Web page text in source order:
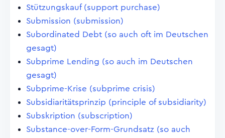
Stützungskauf (support purchase)
Submission (submission)
Subordinated Debt (so auch oft im Deutschen
gesagt)
Subprime Lending (so auch im Deutschen
gesagt)
Subprime-Krise (subprime crisis)
Subsidiaritätsprinzip (principle of subsidiarity)
Subskription (subscription)
Substance-over-Form-Grundsatz (so auch